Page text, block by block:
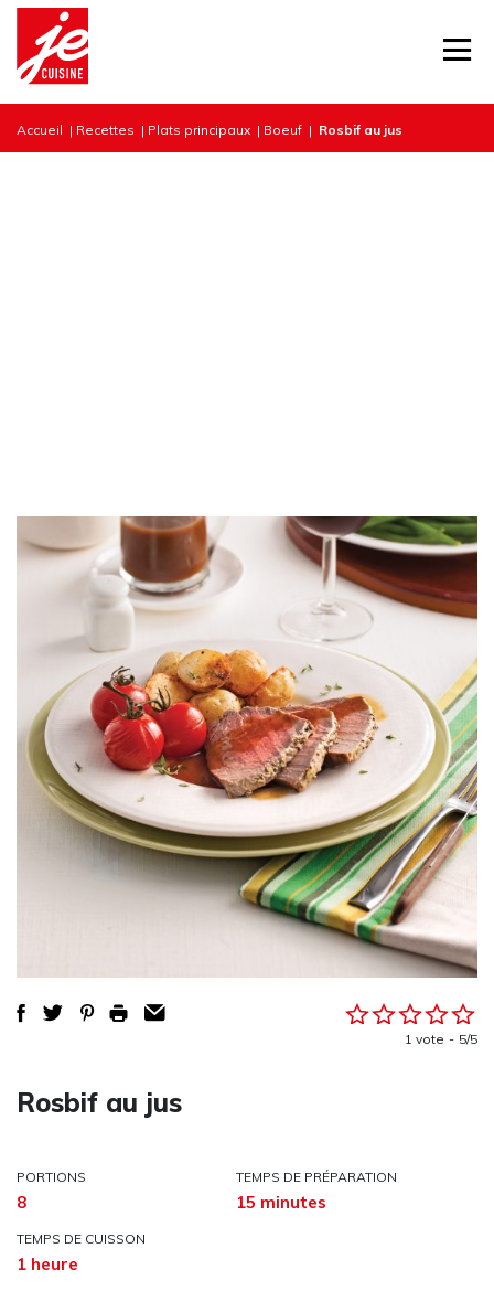
Accueil | Recettes | Plats principaux | Boeuf | Rosbif au jus
1 vote 5/5
Rosbif au jus
PORTIONS
8
TEMPS DE PRÉPARATION
15 minutes
TEMPS DE CUISSON
1 heure